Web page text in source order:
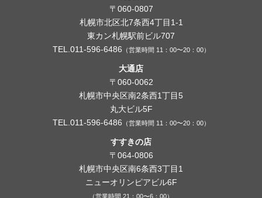
〒060-0807
札幌市北区北7条西4丁目1-1
東カン札幌駅前ビル707
TEL.011-596-6486 （営業時間 11：00〜20：00）
大通店
〒060-0062
札幌市中央区南2条西1丁目5
丸大ビル5F
TEL.011-596-6486 （営業時間 11：00〜20：00）
すすきの店
〒064-0806
札幌市中央区南6条西3丁目1
ニューオリンピアビル6F
（営業時間 21：00〜6：00）